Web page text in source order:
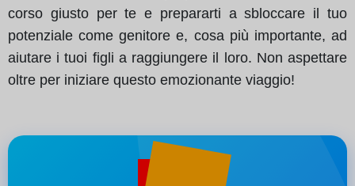
corso giusto per te e prepararti a sbloccare il tuo
potenziale come genitore e, cosa più importante, ad
aiutare i tuoi figli a raggiungere il loro. Non aspettare
oltre per iniziare questo emozionante viaggio!